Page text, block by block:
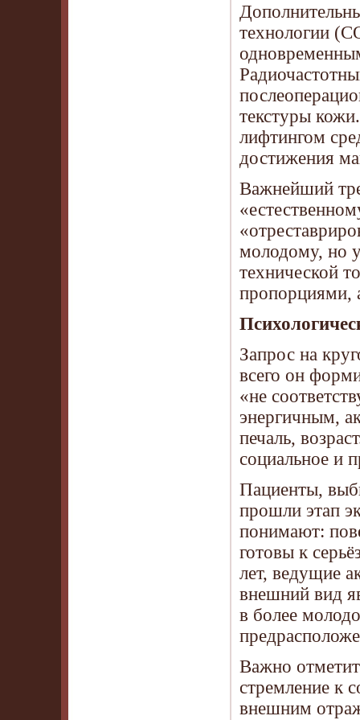
технологии
текстуры
лифтингом
достижения
Важнейший
молодому, но
технической
пропорциями,
Запрос на
всего он
«не
энергичным,
печаль,
социальное и
Пациенты,
прошли этап
понимают:
готовы к
лет, ведущие
внешний вид
в более
Важно
стремление к
внешним